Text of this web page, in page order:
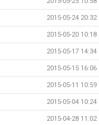
2015-05-24 20:32
2015-05-20 10:18
2015-05-17 14:34
2015-05-15 16:06
2015-05-11 10:59
2015-05-04 10:24
2015-04-28 11:02